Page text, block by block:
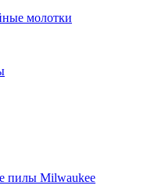
молотки
пилы Milwaukee